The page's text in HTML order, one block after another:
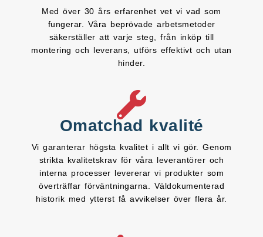
Med över 30 års erfarenhet vet vi vad som
fungerar. Våra beprövade arbetsmetoder
säkerställer att varje steg, från inköp till
montering och leverans, utförs effektivt och utan
hinder.
Omatchad kvalité
Vi garanterar högsta kvalitet i allt vi gör. Genom
strikta kvalitetskrav för våra leverantörer och
interna processer levererar vi produkter som
överträffar förväntningarna. Väldokumenterad
historik med ytterst få avvikelser över flera år.